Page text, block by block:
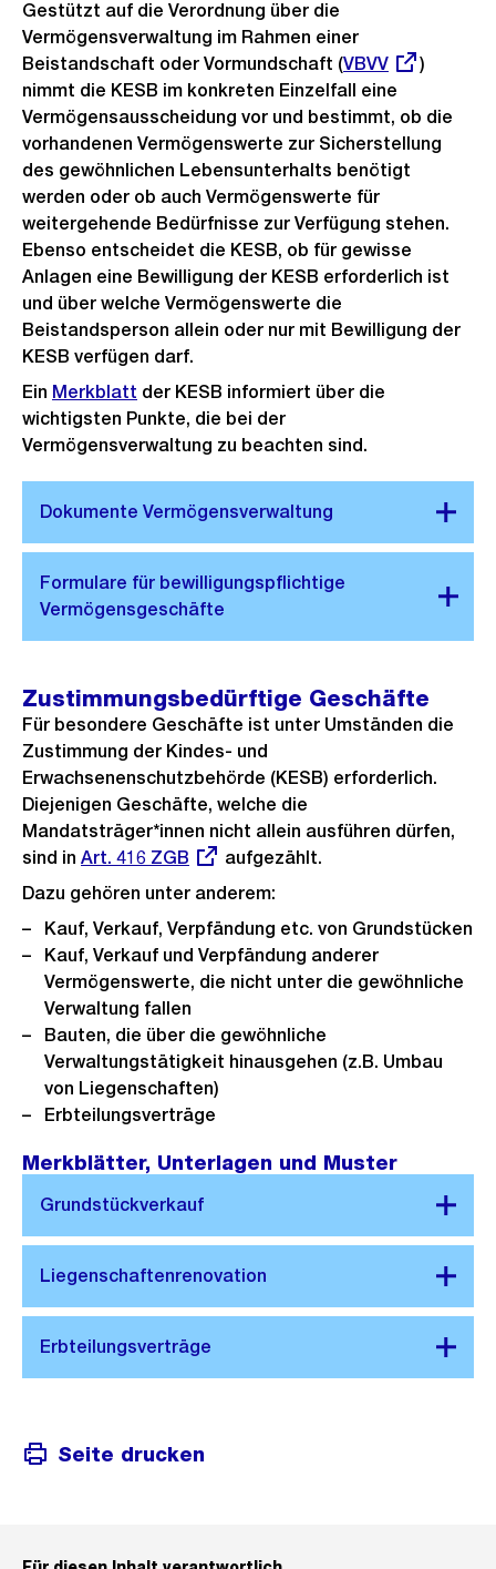
Gestützt auf die Verordnung über die
Vermögensverwaltung im Rahmen einer
Beistandschaft oder Vormundschaft (Externer
Link:
VBVV
)
nimmt die KESB im konkreten Einzelfall eine
Vermögensausscheidung vor und bestimmt, ob die
vorhandenen Vermögenswerte zur Sicherstellung
des gewöhnlichen Lebensunterhalts benötigt
werden oder ob auch Vermögenswerte für
weitergehende Bedürfnisse zur Verfügung stehen.
Ebenso entscheidet die KESB, ob für gewisse
Anlagen eine Bewilligung der KESB erforderlich ist
und über welche Vermögenswerte die
Beistandsperson allein oder nur mit Bewilligung der
KESB verfügen darf.
Ein Merkblatt der KESB informiert über die
wichtigsten Punkte, die bei der
Vermögensverwaltung zu beachten sind.
Zustimmungsbedürftige Geschäfte
Für besondere Geschäfte ist unter Umständen die
Zustimmung der Kindes- und
Erwachsenenschutzbehörde (KESB) erforderlich.
Diejenigen Geschäfte, welche die
Mandatsträger*innen nicht allein ausführen dürfen,
sind in Externer
Link:
Art. 416 ZGB
aufgezählt.
Dazu gehören unter anderem:
Kauf, Verkauf, Verpfändung etc. von Grundstücken
Kauf, Verkauf und Verpfändung anderer
Vermögenswerte, die nicht unter die gewöhnliche
Verwaltung fallen
Bauten, die über die gewöhnliche
Verwaltungstätigkeit hinausgehen (z.B. Umbau
von Liegenschaften)
Erbteilungsverträge
Merkblätter, Unterlagen und Muster
Seite drucken